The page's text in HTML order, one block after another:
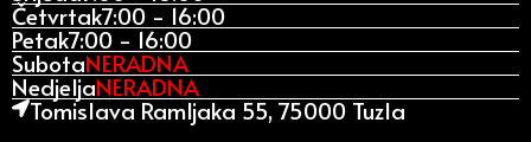
Četvrtak7:00 - 16:00
Petak7:00 - 16:00
SubotaNERADNA
NedjeljaNERADNA
Tomislava Ramljaka 55, 75000 Tuzla